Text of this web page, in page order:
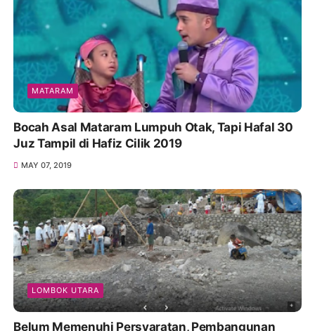
MATARAM
Bocah Asal Mataram Lumpuh Otak, Tapi Hafal 30
Juz Tampil di Hafiz Cilik 2019
MAY 07, 2019
LOMBOK UTARA
Belum Memenuhi Persyaratan, Pembangunan